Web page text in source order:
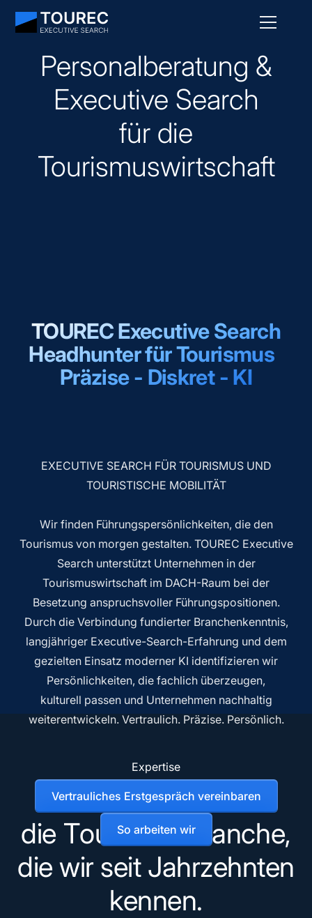
Personalberatung &
Executive Search
für die
Tourismuswirtschaft
TOUREC Executive Search
Headhunter für Tourismus
Präzise - Diskret - KI
EXECUTIVE SEARCH FÜR TOURISMUS UND
TOURISTISCHE MOBILITÄT
Wir finden Führungspersönlichkeiten, die den
Tourismus von morgen gestalten. TOUREC Executive
Search unterstützt Unternehmen in der
Tourismuswirtschaft im DACH-Raum bei der
Besetzung anspruchsvoller Führungspositionen.
Durch die Verbindung fundierter Branchenkenntnis,
langjähriger Executive-Search-Erfahrung und dem
gezielten Einsatz moderner KI identifizieren wir
Persönlichkeiten, die fachlich überzeugen,
kulturell passen und Unternehmen nachhaltig
weiterentwickeln. Vertraulich. Präzise. Persönlich.
Vertrauliches Erstgespräch vereinbaren
So arbeiten wir
Expertise
E xecutiveSearchfü r
die Tou rismusb ranche,
diewir seit Jahrzehnten
kennen.